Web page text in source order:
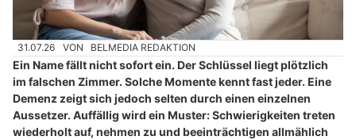
31.07.26 VON BELMEDIA REDAKTION
Ein Name fällt nicht sofort ein. Der Schlüssel liegt plötzlich
im falschen Zimmer. Solche Momente kennt fast jeder. Eine
Demenz zeigt sich jedoch selten durch einen einzelnen
Aussetzer. Auffällig wird ein Muster: Schwierigkeiten treten
wiederholt auf, nehmen zu und beeinträchtigen allmählich